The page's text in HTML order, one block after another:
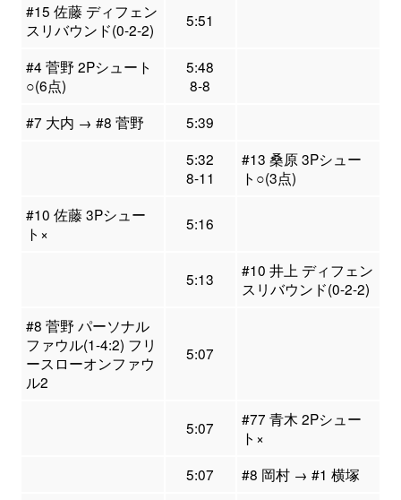
#15 佐藤 ディフェン
スリバウンド(0-2-2)
5:51
#4 菅野 2Pシュート
○(6点)
5:48
8-8
#7 大内 → #8 菅野
5:39
5:32
8-11
#13 桑原 3Pシュー
ト○(3点)
#10 佐藤 3Pシュー
ト×
5:16
5:13
#10 井上 ディフェン
スリバウンド(0-2-2)
#8 菅野 パーソナル
ファウル(1-4:2) フリ
ースローオンファウ
ル2
5:07
5:07
#77 青木 2Pシュー
ト×
5:07
#8 岡村 → #1 横塚